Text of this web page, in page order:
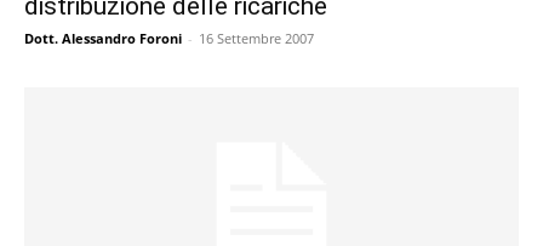
Dott. Alessandro Foroni - 16 Settembre 2007